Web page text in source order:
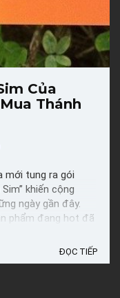
Của
Thánh
mới tung ra gói
khiến cộng
ngày gần đây.
phẩm đang hot đã
và có cái nhìnĐỌC TIẾP